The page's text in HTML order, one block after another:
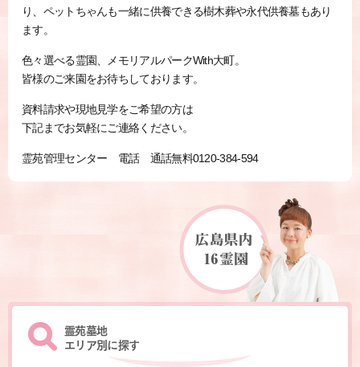
り、ペットちゃんも一緒に供養できる樹木葬や永代供養墓もあり
ます。
色々選べる霊園、メモリアルパークWith大町。
皆様のご来園をお待ちしております。
資料請求や現地見学をご希望の方は
下記までお気軽にご連絡ください。
霊苑管理センター 電話 通話無料0120-384-594
霊苑墓地
エリア別に探す